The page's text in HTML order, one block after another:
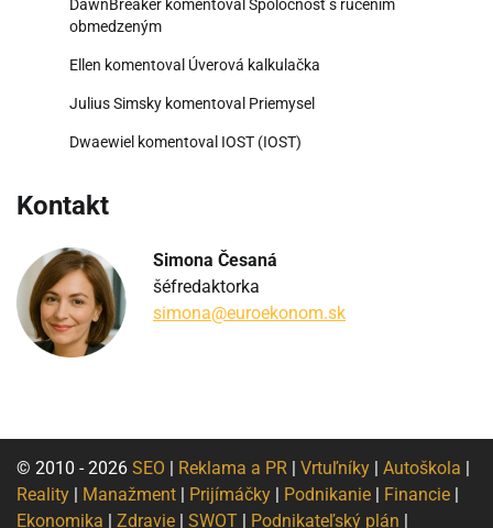
DawnBreaker komentoval Spoločnosť s ručením
obmedzeným
Ellen komentoval Úverová kalkulačka
Julius Simsky komentoval Priemysel
Dwaewiel komentoval IOST (IOST)
Kontakt
Simona Česaná
šéfredaktorka
simona@euroekonom.sk
© 2010 - 2026 SEO | Reklama a PR | Vrtuľníky | Autoškola |
Reality | Manažment | Prijímáčky | Podnikanie | Financie |
Ekonomika | Zdravie | SWOT | Podnikateľský plán |